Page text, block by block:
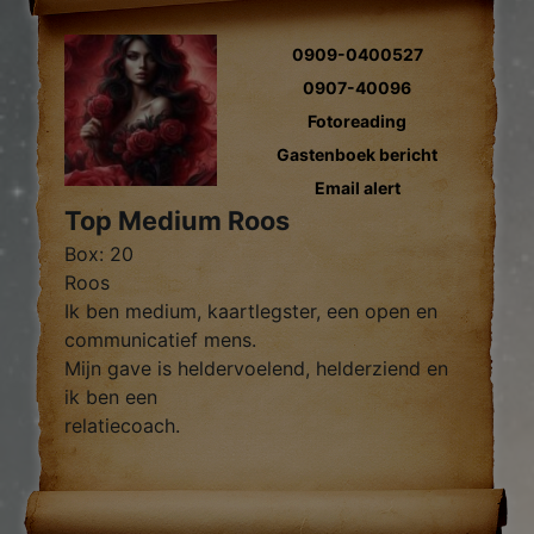
0909-0400527
0907-40096
Fotoreading
Gastenboek bericht
Email alert
Top Medium Roos
Box: 20
Roos
Ik ben medium, kaartlegster, een open en
communicatief mens.
Mijn gave is heldervoelend, helderziend en
ik ben een
relatiecoach.
Heb je vragen over de liefde, werk,